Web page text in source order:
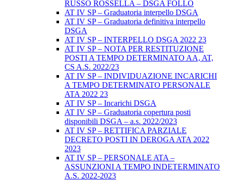
RUSSO ROSSELLA – DSGA FOLLO
AT IV SP – Graduatoria interpello DSGA
AT IV SP – Graduatoria definitiva interpello
DSGA
AT IV SP – INTERPELLO DSGA 2022 23
AT IV SP – NOTA PER RESTITUZIONE
POSTI A TEMPO DETERMINATO AA, AT,
CS A.S. 2022/23
AT IV SP – INDIVIDUAZIONE INCARICHI
A TEMPO DETERMINATO PERSONALE
ATA 2022 23
AT IV SP – Incarichi DSGA
AT IV SP – Graduatoria copertura posti
disponibili DSGA – a.s. 2022/2023
AT IV SP – RETTIFICA PARZIALE
DECRETO POSTI IN DEROGA ATA 2022
2023
AT IV SP – PERSONALE ATA –
ASSUNZIONI A TEMPO INDETERMINATO
A.S. 2022-2023